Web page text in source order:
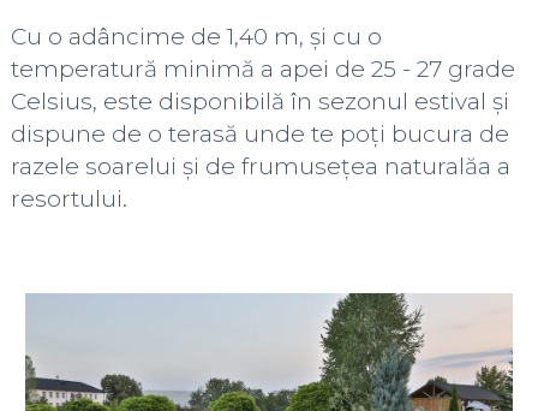
Cu o adâncime de 1,40 m, și cu o
temperatură minimă a apei de 25 - 27 grade
Celsius, este disponibilă în sezonul estival și
dispune de o terasă unde te poți bucura de
razele soarelui și de frumusețea naturalăa a
resortului.